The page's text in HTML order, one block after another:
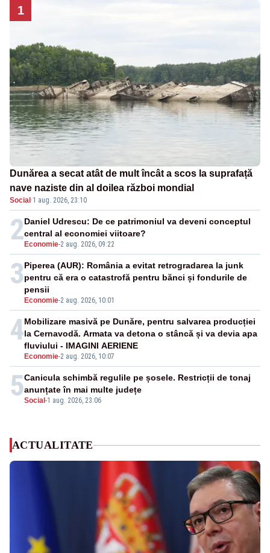
1
Dunărea a secat atât de mult încât a scos la suprafață
nave naziste din al doilea război mondial
Social ·1 aug. 2026, 23:10
2 Economie-2 aug. 2026, 09:22
Daniel Udrescu: De ce patrimoniul va deveni conceptul
central al economiei viitoare?
3
Economie-2 aug. 2026, 10:01
Piperea (AUR): România a evitat retrogradarea la junk
pentru că era o catastrofă pentru bănci și fondurile de
pensii
4
Economie-2 aug. 2026, 10:07
Mobilizare masivă pe Dunăre, pentru salvarea producției
la Cernavodă. Armata va detona o stâncă și va devia apa
fluviului - IMAGINI AERIENE
5Social -1 aug. 2026, 23:06
Canicula schimbă regulile pe șosele. Restricții de tonaj
anunțate în mai multe județe
ACTUALITATE